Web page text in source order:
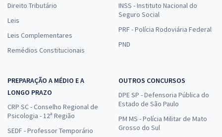
Direito Tributário
Leis
Leis Complementares
Remédios Constitucionais
INSS - Instituto Nacional do
Seguro Social
PRF - Polícia Rodoviária Federal
PND
PREPARAÇÃO A MÉDIO E A
LONGO PRAZO
CRP SC - Conselho Regional de
Psicologia - 12ª Região
SEDF - Professor Temporário
OUTROS CONCURSOS
DPE SP - Defensoria Pública do
Estado de São Paulo
PM MS - Polícia Militar de Mato
Grosso do Sul